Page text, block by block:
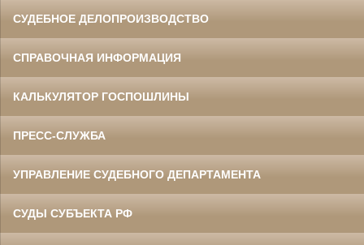
СУДЕБНОЕ ДЕЛОПРОИЗВОДСТВО
СПРАВОЧНАЯ ИНФОРМАЦИЯ
КАЛЬКУЛЯТОР ГОСПОШЛИНЫ
ПРЕСС-СЛУЖБА
УПРАВЛЕНИЕ СУДЕБНОГО ДЕПАРТАМЕНТА
СУДЫ СУБЪЕКТА РФ